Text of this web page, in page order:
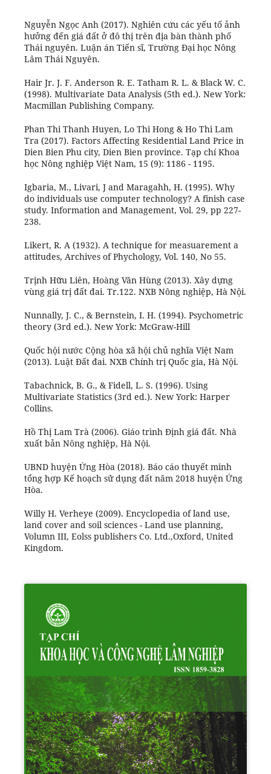
Nguyễn Ngọc Anh (2017). Nghiên cứu các yếu tố ảnh
hưởng đến giá đất ở đô thị trên địa bàn thành phố
Thái nguyên. Luận án Tiến sĩ, Trường Đại học Nông
Lâm Thái Nguyên.
Hair Jr. J. F. Anderson R. E. Tatham R. L. & Black W. C.
(1998). Multivariate Data Analysis (5th ed.). New York:
Macmillan Publishing Company.
Phan Thi Thanh Huyen, Lo Thi Hong & Ho Thi Lam
Tra (2017). Factors Affecting Residential Land Price in
Dien Bien Phu city, Dien Bien province. Tạp chí Khoa
học Nông nghiệp Việt Nam, 15 (9): 1186 - 1195.
Igbaria, M., Livari, J and Maragahh, H. (1995). Why
do individuals use computer technology? A finish case
study. Information and Management, Vol. 29, pp 227-
238.
Likert, R. A (1932). A technique for measuarement a
attitudes, Archives of Phychology, Vol. 140, No 55.
Trịnh Hữu Liên, Hoàng Văn Hùng (2013). Xây dựng
vùng giá trị đất đai. Tr.122. NXB Nông nghiệp, Hà Nội.
Nunnally, J. C., & Bernstein, I. H. (1994). Psychometric
theory (3rd ed.). New York: McGraw-Hill
Quốc hội nước Cộng hòa xã hội chủ nghĩa Việt Nam
(2013). Luật Đất đai. NXB Chính trị Quốc gia, Hà Nội.
Tabachnick, B. G., & Fidell, L. S. (1996). Using
Multivariate Statistics (3rd ed.). New York: Harper
Collins.
Hồ Thị Lam Trà (2006). Giáo trình Định giá đất. Nhà
xuất bản Nông nghiệp, Hà Nội.
UBND huyện Ứng Hòa (2018). Báo cáo thuyết minh
tổng hợp Kế hoạch sử dụng đất năm 2018 huyện Ứng
Hòa.
Willy H. Verheye (2009). Encyclopedia of land use,
land cover and soil sciences - Land use planning,
Volumn III, Eolss publishers Co. Ltd.,Oxford, United
Kingdom.